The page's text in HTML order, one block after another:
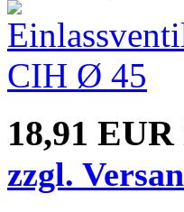
18,91 EUR
zzgl.